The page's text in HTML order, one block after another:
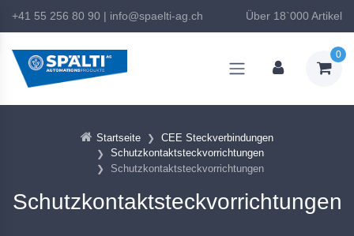
+41 55 256 80 90 | info@spaelti-ag.ch Über 18`000 Artikel
0
Startseite
CEE Steckverbindungen
Schutzkontaktsteckvorrichtungen
Schutzkontaktsteckvorrichtungen
Schutzkontaktsteckvorrichtungen